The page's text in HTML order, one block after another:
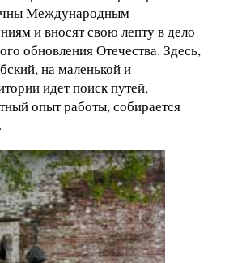
Международным
и вносят свою лепту в дело
обновления Отечества. Здесь,
на маленькой и
идет поиск путей,
опыт работы, собирается